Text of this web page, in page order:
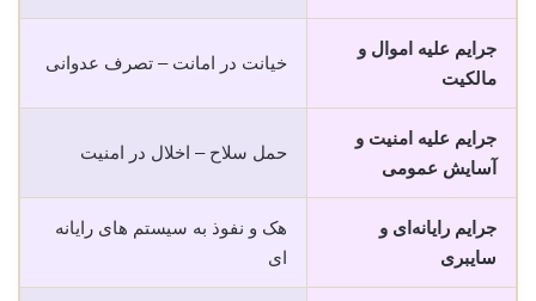
جرایم علیه اموال و
مالکیت
خیانت در امانت – تصرف عدوانی
جرایم علیه امنیت و
آسایش عمومی
حمل سلاح – اخلال در امنیت
جرایم رایانه‌ای و
سایبری
هک و نفوذ به سیستم های رایانه
ای